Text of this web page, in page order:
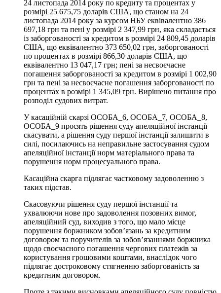
24 листопада 2014 року по кредиту та процентах у
розмірі 25 675,75 доларів США, що станом на 24
листопада 2014 року за курсом НБУ еквівалентно 386
697,18 грн та пені у розмірі 2 347,99 грн, яка складається
із заборгованості за кредитом в розмірі 24 809,45 доларів
США, що еквівалентно 373 650,02 грн, заборгованості
по процентах в розмірі 866,30 доларів США, що
еквівалентно 13 047,17 грн; пені за несвоєчасне
погашення заборгованості за кредитом в розмірі 1 002,90
грн та пені за несвоєчасне погашення заборгованості по
процентах в розмірі 1 345,09 грн. Вирішено питання про
розподіл судових витрат.
У касаційній скарзі ОСОБА_6, ОСОБА_7, ОСОБА_8,
ОСОБА_9 просять рішення суду апеляційної інстанції
скасувати, а рішення суду першої інстанції залишити в
силі, посилаючись на неправильне застосування судом
апеляційної інстанції норм матеріального права та
порушення норм процесуального права.
Касаційна скарга підлягає частковому задоволенню з
таких підстав.
Скасовуючи рішення суду першої інстанції та
ухвалюючи нове про задоволення позовних вимог,
апеляційний суд, виходив з того, що мало місце
порушення боржником зобов’язань за кредитним
договором та поручителів за зобов’язаннями боржника
щодо своєчасного погашення чергових платежів за
користування грошовими коштами, внаслідок чого
підлягає достроковому стягненню заборгованість за
кредитним договором.